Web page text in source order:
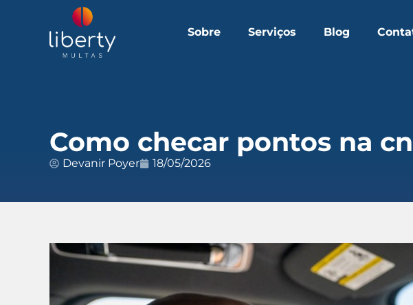
Sobre Serviços Blog
Como checar pontos na
Devanir Poyer 18/05/2026